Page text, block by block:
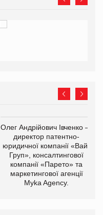
Олег Андрійович Івченко —
директор патентно-
юридичної компанії «Вайз
Груп», консалтингової
компанії «Парето» та
маркетингової агенції
Myka Agency.